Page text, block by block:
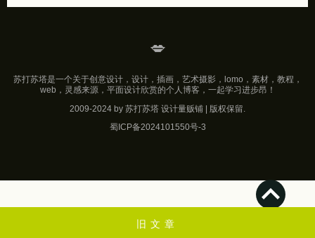
旧文章
💋
苏打苏塔是一个关于创意设计，设计，插画，艺术摄影，lomo，素材，教程，
web，灵感来源，平面设计欣赏的个人博客，一起学习进步昂！
2009-2024 by 苏打苏塔 设计量贩铺 | 版权保留.
蜀ICP备2024101550号-3